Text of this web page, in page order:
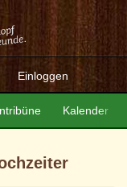
Einloggen
Kalender